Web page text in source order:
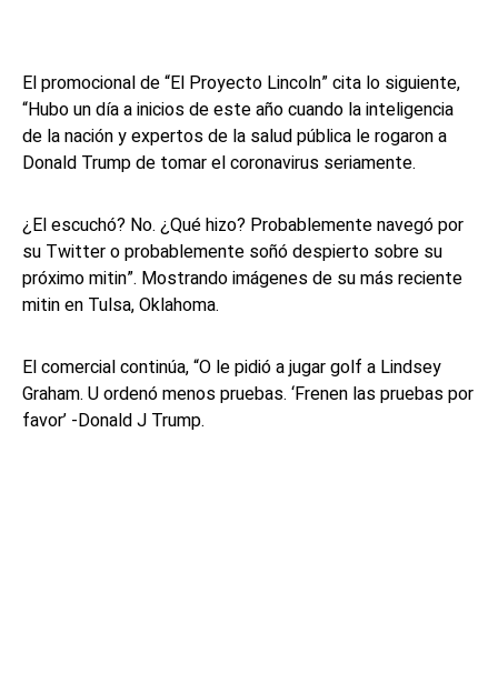
El promocional de “El Proyecto Lincoln” cita lo siguiente,
“Hubo un día a inicios de este año cuando la inteligencia
de la nación y expertos de la salud pública le rogaron a
Donald Trump de tomar el coronavirus seriamente.
¿El escuchó? No. ¿Qué hizo? Probablemente navegó por
su Twitter o probablemente soñó despierto sobre su
próximo mitin”. Mostrando imágenes de su más reciente
mitin en Tulsa, Oklahoma.
El comercial continúa, “O le pidió a jugar golf a Lindsey
Graham. U ordenó menos pruebas. ‘Frenen las pruebas por
favor’ -Donald J Trump.